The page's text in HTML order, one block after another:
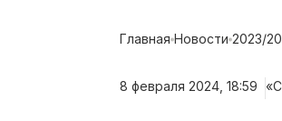
Главная Новости 2023/
8 февраля 2024, 18:59